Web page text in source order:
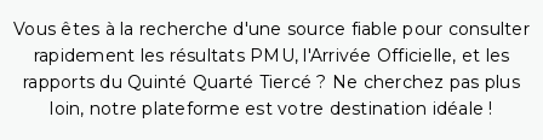
Vous êtes à la recherche d'une source fiable pour consulter
rapidement les résultats PMU, l'Arrivée Officielle, et les
rapports du Quinté Quarté Tiercé ? Ne cherchez pas plus
loin, notre plateforme est votre destination idéale !